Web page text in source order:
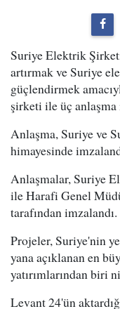
Suriye Elektrik
artırmak ve Suriye
güçlendirmek
şirketi ile üç anlaşma
Anlaşma, Suriye ve
himayesinde
Anlaşmalar, Suriye
ile Harafi Genel
tarafından imzalandı.
Projeler, Suriye'nin
yana açıklanan en
yatırımlarından biri
Levant 24'ün